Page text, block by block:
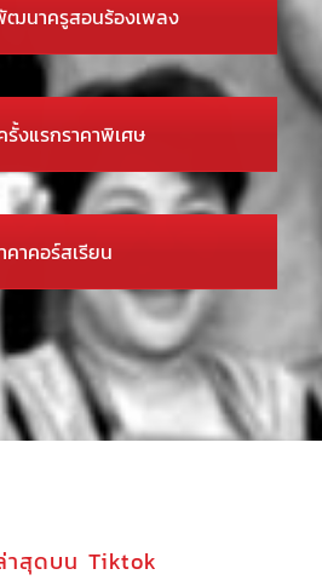
นาครูสอนร้องเพลง
รั้งแรกราคาพิเศษ
คาคอร์สเรียน
าสุดบน Tiktok